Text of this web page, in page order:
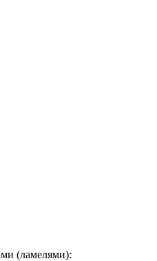
(ламелями):